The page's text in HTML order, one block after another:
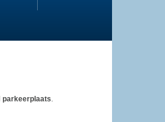
parkeerplaats.